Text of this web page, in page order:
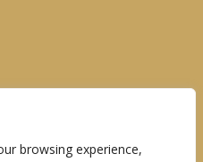
browsing experience,